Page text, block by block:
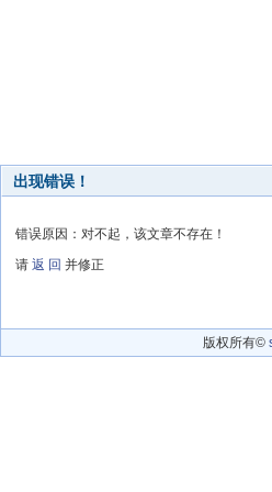
出现错误！
错误原因：对不起，该文章不存在！
请 返 回 并修正
版权所有©